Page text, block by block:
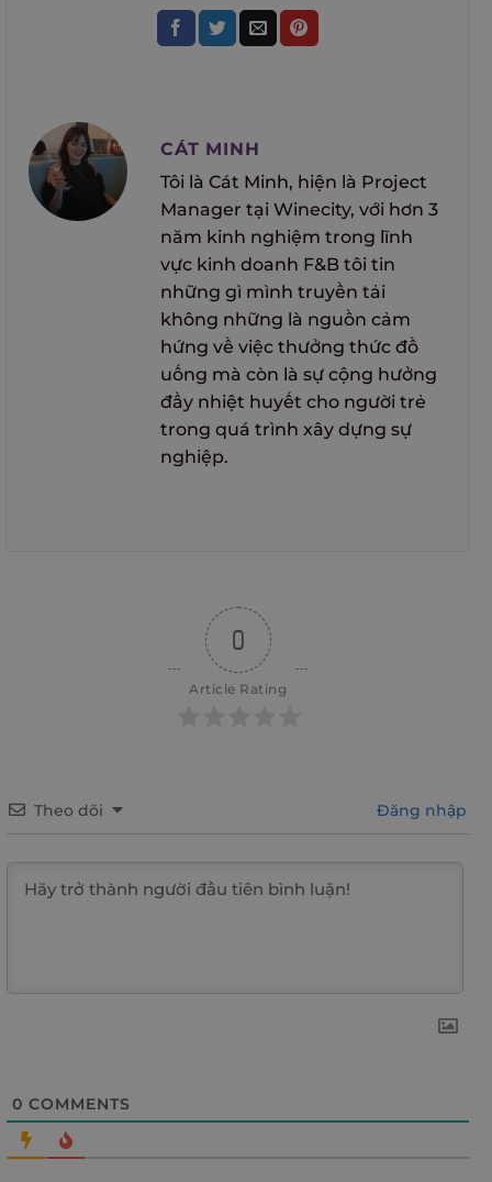
CÁT MINH
Tôi là Cát Minh, hiện là Project
Manager tại Winecity, với hơn 3
năm kinh nghiệm trong lĩnh
vực kinh doanh F&B tôi tin
những gì mình truyền tải
không những là nguồn cảm
hứng về việc thưởng thức đồ
uống mà còn là sự cộng hưởng
đầy nhiệt huyết cho người trẻ
trong quá trình xây dựng sự
nghiệp.
0
Article Rating
Theo dõi Đăng nhập
0 COMMENTS